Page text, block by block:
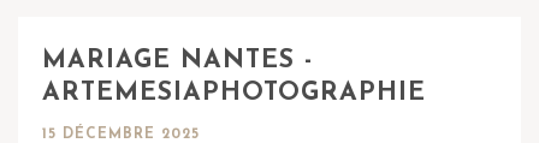
MARIAGE NANTES -
ARTEMESIAPHOTOGRAPHIE
15 DÉCEMBRE 2025